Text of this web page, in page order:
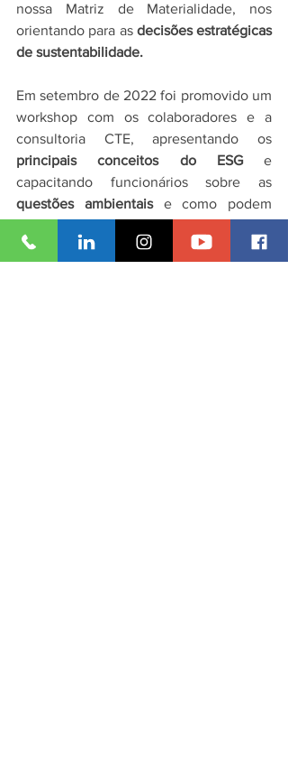
nossa Matriz de Materialidade, nos
orientando para as decisões estratégicas
de sustentabilidade.
Em setembro de 2022 foi promovido um
workshop com os colaboradores e a
principais conceitos do ESG e
questões ambientais e como podem
trabalho